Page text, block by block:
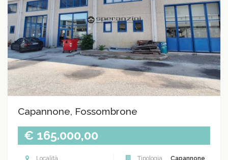
Capannone, Fossombrone
€ 165.000,00
Località Tipologia Capannone